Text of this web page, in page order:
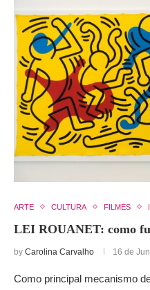
ARTE CULTURA FILMES
LEI ROUANET: como
by Carolina Carvalho 16 de
Como principal mecanismo